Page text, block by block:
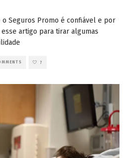
Seguros Promo é confiável e por
artigo para tirar algumas
7